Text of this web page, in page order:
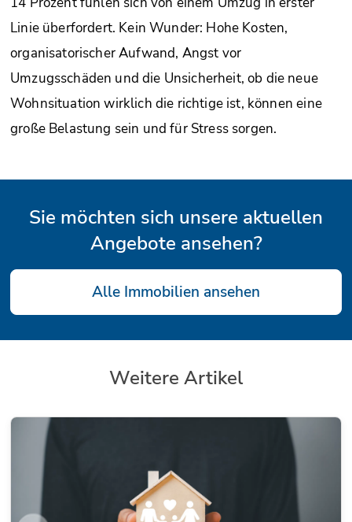
Linie überfordert. Kein Wunder: Hohe Kosten,
organisatorischer Aufwand, Angst vor
Umzugsschäden und die Unsicherheit, ob die neue
Wohnsituation wirklich die richtige ist, können eine
große Belastung sein und für Stress sorgen.
Sie möchten sich unsere aktuellen
Angebote ansehen?
Alle Immobilien ansehen
Weitere Artikel